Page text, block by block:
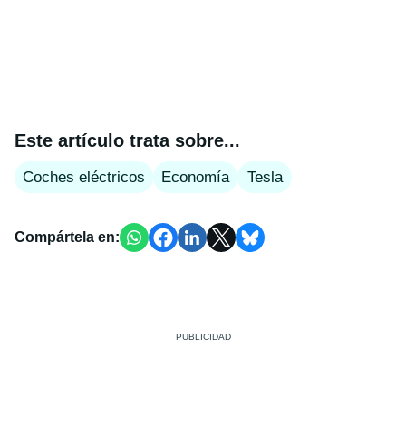
Este artículo trata sobre...
Coches eléctricos Economía Tesla
Compártela en: